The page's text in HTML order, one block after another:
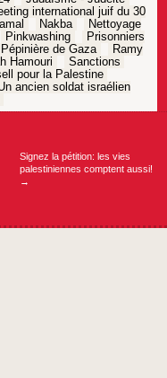
international juif du 30
Nakba
Nettoyage
Pinkwashing
Prisonniers
Pépinière de Gaza
Ramy
Hamouri
Sanctions
pour la Palestine
ancien soldat israélien
Signez la pétition: les vies
palestiniennes comptent aussi!
→